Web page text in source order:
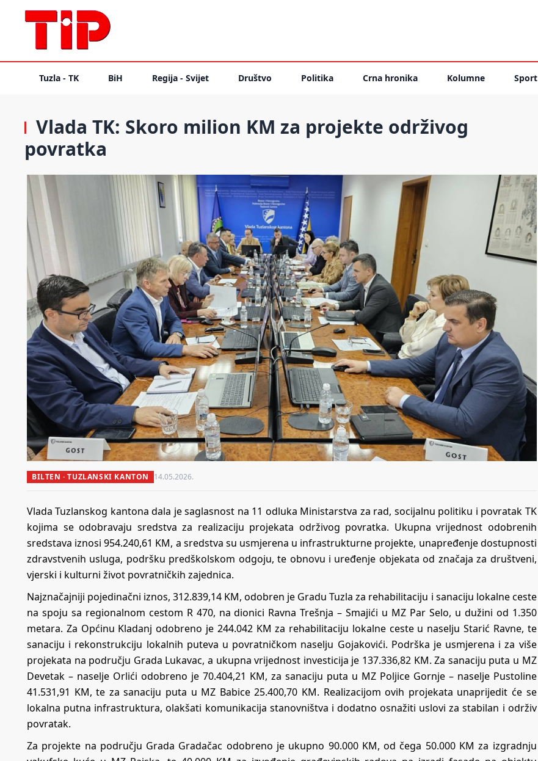
Tuzla - TK BiH Regija - Svijet Društvo Politika Crna hronika Kolumne Sport
Vlada TK: Skoro milion KM za projekte održivog
povratka
BILTEN · TUZLANSKI KANTON 14.05.2026.
Vlada Tuzlanskog kantona dala je saglasnost na 11 odluka Ministarstva za rad, socijalnu politiku i povratak TK
kojima se odobravaju sredstva za realizaciju projekata održivog povratka. Ukupna vrijednost odobrenih
sredstava iznosi 954.240,61 KM, a sredstva su usmjerena u infrastrukturne projekte, unapređenje dostupnosti
zdravstvenih usluga, podršku predškolskom odgoju, te obnovu i uređenje objekata od značaja za društveni,
vjerski i kulturni život povratničkih zajednica.
Najznačajniji pojedinačni iznos, 312.839,14 KM, odobren je Gradu Tuzla za rehabilitaciju i sanaciju lokalne ceste
na spoju sa regionalnom cestom R 470, na dionici Ravna Trešnja – Smajići u MZ Par Selo, u dužini od 1.350
metara. Za Općinu Kladanj odobreno je 244.042 KM za rehabilitaciju lokalne ceste u naselju Starić Ravne, te
sanaciju i rekonstrukciju lokalnih puteva u povratničkom naselju Gojakovići. Podrška je usmjerena i za više
projekata na području Grada Lukavac, a ukupna vrijednost investicija je 137.336,82 KM. Za sanaciju puta u MZ
Devetak – naselje Orlići odobreno je 70.404,21 KM, za sanaciju puta u MZ Poljice Gornje – naselje Pustoline
41.531,91 KM, te za sanaciju puta u MZ Babice 25.400,70 KM. Realizacijom ovih projekata unaprijedit će se
lokalna putna infrastruktura, olakšati komunikacija stanovništva i dodatno osnažiti uslovi za stabilan i održiv
povratak.
Za projekte na području Grada Gradačac odobreno je ukupno 90.000 KM, od čega 50.000 KM za izgradnju